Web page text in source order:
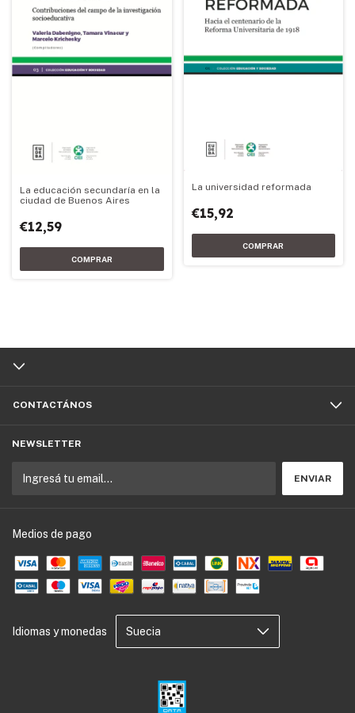
La educación secundaría en la
ciudad de Buenos Aires
€12,59
La universidad reformada
€15,92
CONTACTÁNOS
NEWSLETTER
Medios de pago
Idiomas y monedas